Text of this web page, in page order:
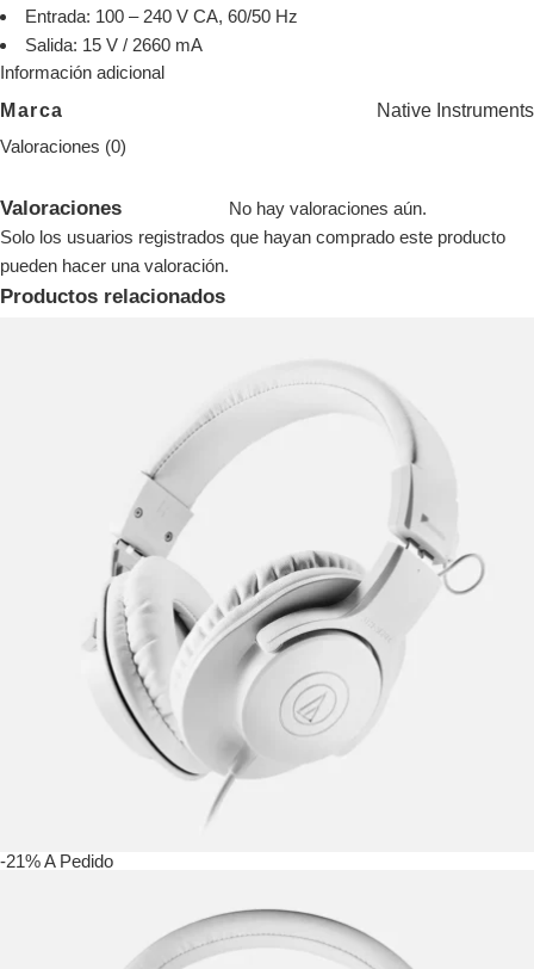
Entrada: 100 – 240 V CA, 60/50 Hz
Salida: 15 V / 2660 mA
Información adicional
Marca Native Instruments
Valoraciones (0)
Valoraciones
No hay valoraciones aún.
Solo los usuarios registrados que hayan comprado este producto
pueden hacer una valoración.
Productos relacionados
-21%A Pedido